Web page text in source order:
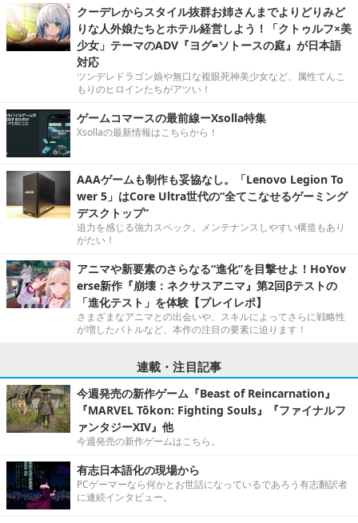
クーデレからスタイル抜群お姉さんまでよりどりみど
りな人外娘たちとホテル経営しよう！「クトゥルフ×美
少女」テーマのADV『ヨグ=ソトースの庭』が日本語
対応
ツンデレドラゴン娘や無口な複眼死神美少女など、属性てんこ
もりのヒロインたちがアツい！
ゲームコマースの最前線ーXsolla特集
Xsollaの最新情報はこちらから！
AAAゲームも制作も妥協なし。「Lenovo Legion To
wer 5」はCore Ultra世代の“全てこなせるゲーミング
デスクトップ”
迫力を感じる強力スペック。メンテナンスしやすい構造もあり
がたい！
アニマや新要素のさらなる“進化”を目撃せよ！HoYov
erse新作『崩壊：ネクサスアニマ』第2回βテストの
「進化テスト」を体験【プレイレポ】
さまざまなアニマとの出会いや、スキルによってさらに戦略性
が増したバトルなど、本作の注目の要素に迫ります！
連載・注目記事
今週発売の新作ゲーム『Beast of Reincarnation』
『MARVEL Tōkon: Fighting Souls』『ファイナルフ
ァンタジーXIV』他
今週発売の新作ゲームはこちら。
有志日本語化の現場から
PCゲーマーなら何かとお世話になっているであろう有志翻訳者
に連続インタビュー。